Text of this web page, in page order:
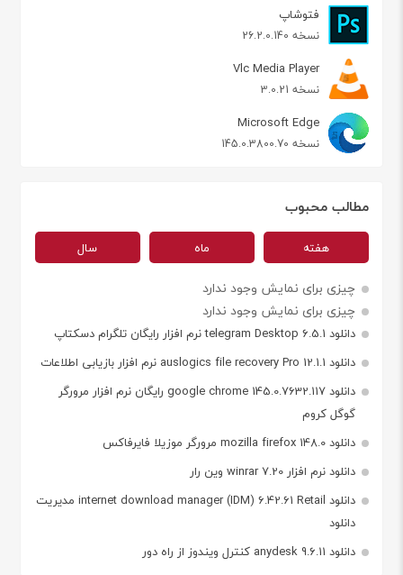
فتوشاپ
نسخه 26.2.0.140
Vlc Media Player
نسخه 3.0.21
Microsoft Edge
نسخه 145.0.3800.70
مطالب محبوب
هفته ماه سال
چیزی برای نمایش وجود ندارد
چیزی برای نمایش وجود ندارد
دانلود telegram Desktop 6.5.1 نرم افزار رایگان تلگرام دسکتاپ
دانلود auslogics file recovery Pro 12.1.1 نرم افزار بازیابی اطلاعات
دانلود google chrome 145.0.7632.117 رایگان نرم افزار مرورگر
گوگل کروم
دانلود mozilla firefox 148.0 مرورگر موزیلا فایرفاکس
دانلود نرم افزار winrar 7.20 وین رار
دانلود internet download manager (IDM) 6.42.61 Retail مدیریت
دانلود
دانلود anydesk 9.6.11 کنترل ویندوز از راه دور